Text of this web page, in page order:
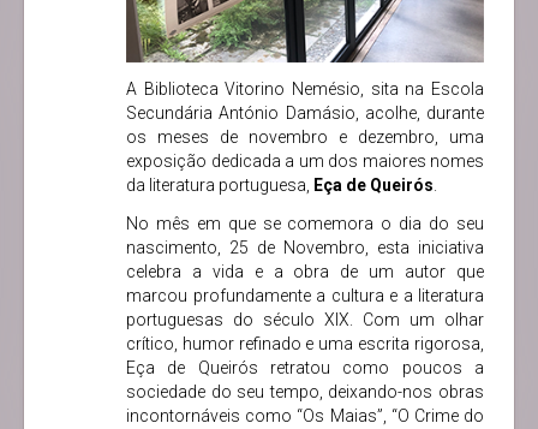
A Biblioteca Vitorino Nemésio, sita na Escola
Secundária António Damásio, acolhe, durante
os meses de novembro e dezembro, uma
exposição dedicada a um dos maiores nomes
da literatura portuguesa,
Eça de Queirós
No mês em que se comemora o dia do seu
nascimento, 25 de Novembro, esta iniciativa
celebra a vida e a obra de um autor que
marcou profundamente a cultura e a literatura
portuguesas do século XIX. Com um olhar
crítico, humor refinado e uma escrita rigorosa,
Eça de Queirós retratou como poucos a
sociedade do seu tempo, deixando-nos obras
incontornáveis como “Os Maias”, “O Crime do